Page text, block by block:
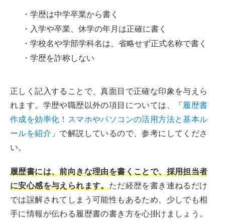
・学歴は中学卒業から書く
・入学や卒業、休学の年月は正確に書く
・学校名や学部学科名は、省略せず正式名称で書く
・学歴を詐称しない
正しく記入することで、真面目で正確な印象を与えら
れます。学歴や職歴以外の項目については、「履歴書
作成を効率化！スマホやパソコンの活用方法と基本ル
ールを紹介 」で解説しているので、参考にしてくださ
い。
履歴書には、前向きな理由を書くことで、採用担当者
に安心感を与えられます。ただ経歴を書き連ねるだけ
では誤解されてしまう可能性もあるため、少しでも相
手に情報が伝わる履歴書の書き方を心掛けましょう。